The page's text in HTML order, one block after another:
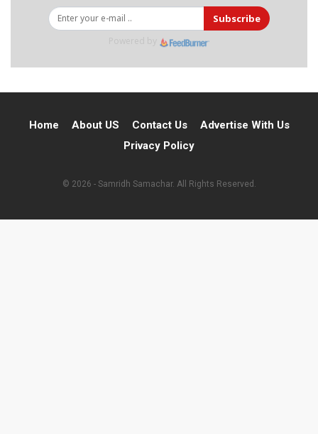
Subscribe
Home About US Contact Us
Advertise With Us
Privacy Policy
© 2026 - Samridh Samachar. All Rights Reserved.